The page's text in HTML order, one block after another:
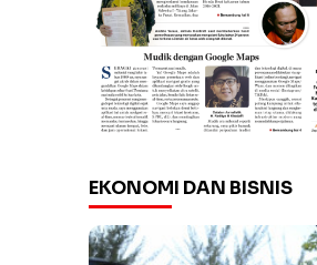
EKONOMI DAN BISNIS